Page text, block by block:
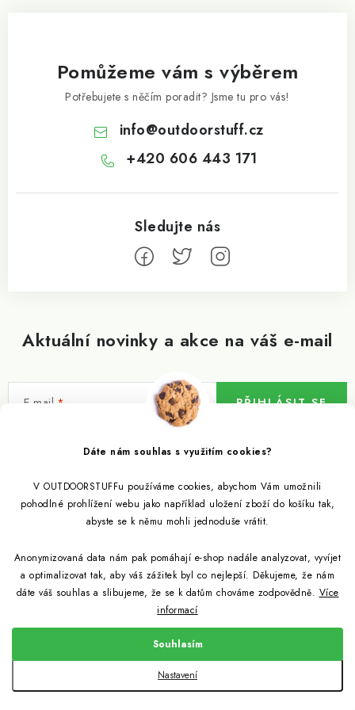
Dáte nám souhlas s využitím cookies?
V OUTDOORSTUFFu používáme cookies, abychom Vám umožnili
pohodlné prohlížení webu jako například uložení zboží do košíku tak,
abyste se k němu mohli jednoduše vrátit.
Anonymizovaná data nám pak pomáhají e-shop nadále analyzovat, vyvíjet
a optimalizovat tak, aby váš zážitek byl co nejlepší. Děkujeme, že nám
dáte váš souhlas a slibujeme, že se k datům chováme zodpovědně. Více
informací
Nastavení
Souhlasím
Aktuální novinky a akce na váš e-mail
E-mail
Vložením e-mailu souhlasíte spodmínkami ochrany osobních údajů
PŘIHLÁSIT SE
Pomůžeme vám s výběrem
Potřebujete s něčím poradit? Jsme tu pro vás!
info@outdoorstuff.cz
+420 606 443 171
Informace pro vás
Outdoor blog
Věrnostní program
Reklamace
Způsob dopravy a platby
Citronela a její účinky
Binchotan a jeho čistící vlastnosti
Light My Fire od nyní z bioplastů
Outdoor poradna
Jak vybrat cestovní filtr na vodu
Udržitelně a s přírodou
Snažíme se co nejlépe jak pro zákazníky, tak pro přírodu
Vytvořil Shoptet
Outdoorstuff.cz. Všechna práva vyhrazena.